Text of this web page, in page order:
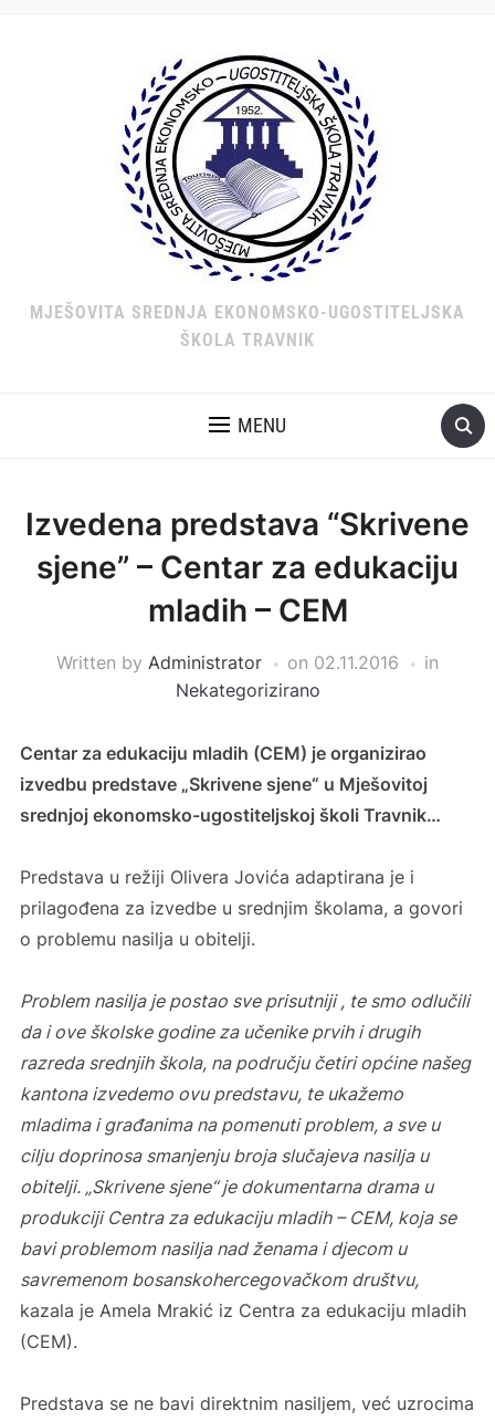
MJEŠOVITA SREDNJA EKONOMSKO-UGOSTITELJSKA
ŠKOLA TRAVNIK
MENU
Izvedena predstava “Skrivene
sjene” – Centar za edukaciju
mladih – CEM
Written by Administrator on 02.11.2016
in
Nekategorizirano
Centar za edukaciju mladih (CEM) je organizirao
izvedbu predstave „Skrivene sjene“ u Mješovitoj
srednjoj ekonomsko-ugostiteljskoj školi Travnik…
Predstava u režiji Olivera Jovića adaptirana je i
prilagođena za izvedbe u srednjim školama, a govori
o problemu nasilja u obitelji.
Problem nasilja je postao sve prisutniji , te smo odlučili
da i ove školske godine za učenike prvih i drugih
razreda srednjih škola, na području četiri općine našeg
kantona izvedemo ovu predstavu, te ukažemo
mladima i građanima na pomenuti problem, a sve u
cilju doprinosa smanjenju broja slučajeva nasilja u
obitelji. „Skrivene sjene“ je dokumentarna drama u
produkciji Centra za edukaciju mladih – CEM, koja se
bavi problemom nasilja nad ženama i djecom u
savremenom bosanskohercegovačkom društvu,
kazala je Amela Mrakić iz Centra za edukaciju mladih
(CEM).
Predstava se ne bavi direktnim nasiljem, već uzrocima